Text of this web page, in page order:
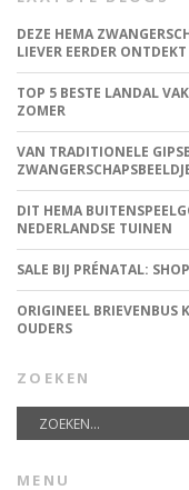
DEZE HEMA
LIEVER EERDER ONTDEKT
TOP 5 BESTE LANDAL
ZOMER
VAN TRADITIONELE
DIT HEMA
NEDERLANDSE TUINEN
SALE BIJ PRÉNATAL:
ORIGINEEL BRIEVENBUS
OUDERS
ZOEKEN
MENU